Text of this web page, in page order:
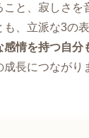
と、寂しさを
、立派な3の表
感情を持つ自分
長につながり